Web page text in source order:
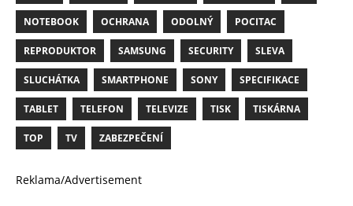
NOTEBOOK OCHRANA ODOLNÝ POCITAC
REPRODUKTOR SAMSUNG SECURITY SLEVA
SLUCHÁTKA SMARTPHONE SONY SPECIFIKACE
TABLET TELEFON TELEVIZE TISK TISKÁRNA
TOP TV ZABEZPEČENÍ
Reklama/Advertisement